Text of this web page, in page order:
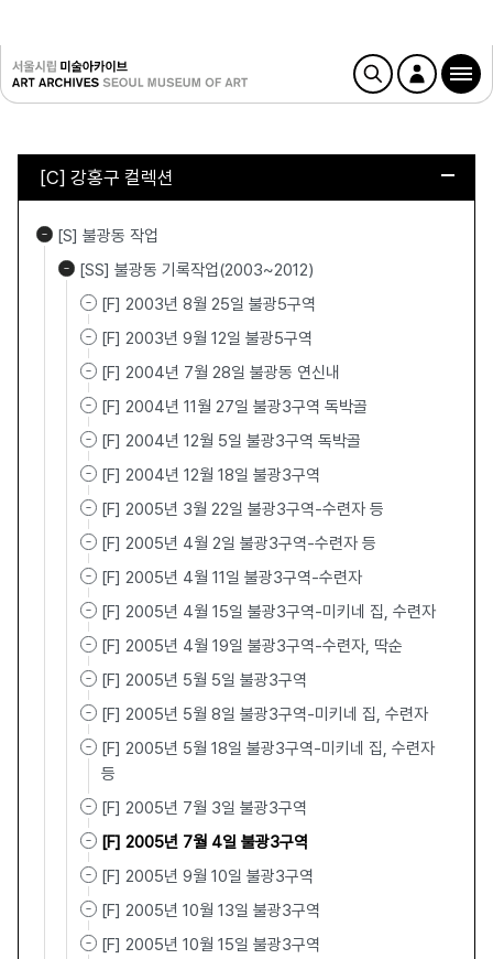
[C] 강홍구 컬렉션
[S] 불광동 작업
[SS] 불광동 기록작업(2003~2012)
[F] 2003년 8월 25일 불광5구역
[F] 2003년 9월 12일 불광5구역
[F] 2004년 7월 28일 불광동 연신내
[F] 2004년 11월 27일 불광3구역 독박골
[F] 2004년 12월 5일 불광3구역 독박골
[F] 2004년 12월 18일 불광3구역
[F] 2005년 3월 22일 불광3구역-수련자 등
[F] 2005년 4월 2일 불광3구역-수련자 등
[F] 2005년 4월 11일 불광3구역-수련자
[F] 2005년 4월 15일 불광3구역-미키네 집, 수련자
[F] 2005년 4월 19일 불광3구역-수련자, 딱순
[F] 2005년 5월 5일 불광3구역
[F] 2005년 5월 8일 불광3구역-미키네 집, 수련자
[F] 2005년 5월 18일 불광3구역-미키네 집, 수련자
등
[F] 2005년 7월 3일 불광3구역
[F] 2005년 7월 4일 불광3구역
[F] 2005년 9월 10일 불광3구역
[F] 2005년 10월 13일 불광3구역
[F] 2005년 10월 15일 불광3구역